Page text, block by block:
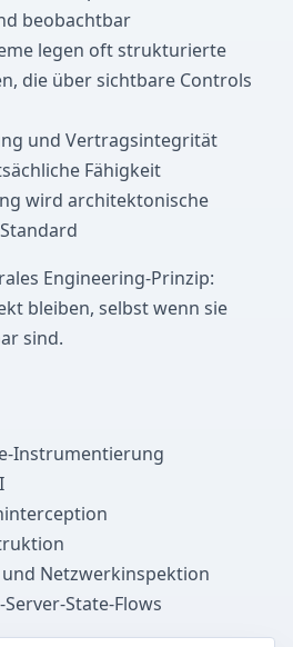
beobachtbar
legen oft strukturierte
die über sichtbare Controls
und Vertragsintegrität
Fähigkeit
wird architektonische
Engineering-Prinzip:
bleiben, selbst wenn sie
sind.
Instrumentierung
und Netzwerkinspektion
State-Flows